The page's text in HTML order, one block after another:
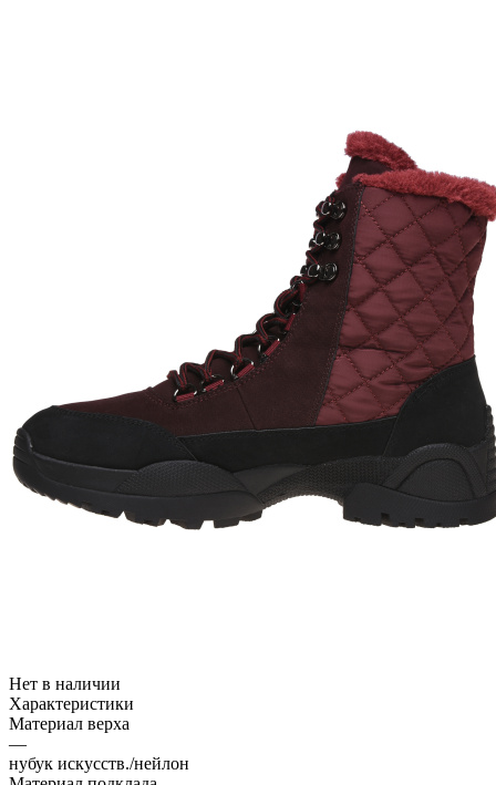
Нет в наличии
Характеристики
Материал верха
—
нубук искусств./нейлон